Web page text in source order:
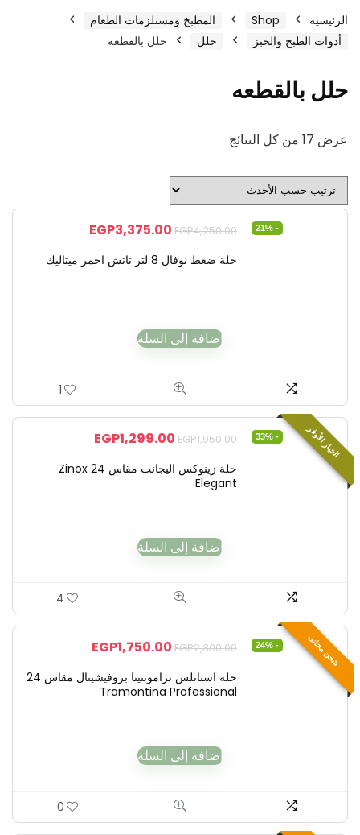
الرئيسية Shop
المطبخ ومستلزمات الطعام
أدوات الطبخ والخبز
حلل حلل بالقطعه
حلل بالقطعه
عرض ⁦17⁩ من كل النتائج
- 21%
EGP4,250.00
EGP3,375.00
حلة ضغط نوفال 8 لتر تاتش احمر ميتاليك
إضافة إلى السلة
1
الخيار الأوفر - 33%
EGP1,950.00
EGP1,299.00
حلة زينوكس اليجانت مقاس 24 Zinox
Elegant
إضافة إلى السلة
4
شحن مجانى - 24%
EGP2,300.00
EGP1,750.00
حلة استانلس ترامونتينا بروفيشينال مقاس 24
Tramontina Professional
إضافة إلى السلة
0